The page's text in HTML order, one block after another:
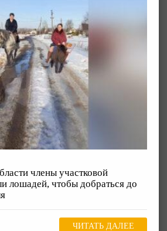
члены участковой
лошадей, чтобы добраться до
ЧИТАТЬ ДАЛЕЕ